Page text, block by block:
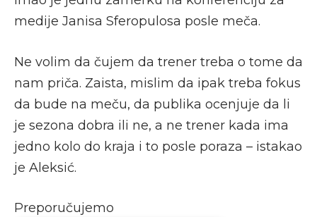
medije Janisa Sferopulosa posle meča.
Ne volim da čujem da trener treba o tome da
nam priča. Zaista, mislim da ipak treba fokus
da bude na meču, da publika ocenjuje da li
je sezona dobra ili ne, a ne trener kada ima
jedno kolo do kraja i to posle poraza – istakao
je Aleksić.
Preporučujemo